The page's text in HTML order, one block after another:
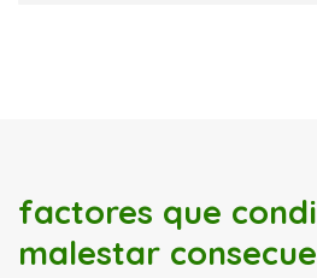
factores que
malestar